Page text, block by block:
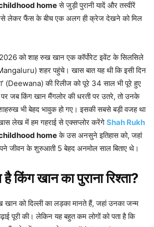
homeसे जुड़ी पुरानी यादें और तस्वीरें
लेकर फैंस के बीच एक अलग ही क्रेज देखने को मिल
को शाह रुख खान एक कॉर्पोरेट इवेंट के सिलसिले
शहर पहुंचे। खास बात यह थी कि इसी दिन
(Deewana) की रिलीज को पूरे 34 साल भी पूरे हुए
जब किंग खान मैंगलोर की धरती पर उतरे, तो उनके
भी बेहद भावुक हो गए। इसकी सबसे बड़ी वजह था
लेख में हम गहराई से एक्सप्लोर करेंगे Shah Rukh
homeके उस अनसुने इतिहास को, जहां
जीवन के शुरुआती 5 बेहद अनमोल साल बिताए थे।
किंग खान का पुराना रिश्ता?
खान को दिल्ली का लड़का मानते हैं, जहां उनका जन्म
पूरी की। लेकिन यह बहुत कम लोगों को पता है कि